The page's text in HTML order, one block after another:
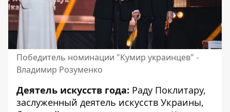
Победитель номинации "Кумир украинцев" -
Владимир Розуменко
Деятель искусств года: Раду Поклитару,
заслуженный деятель искусств Украины,